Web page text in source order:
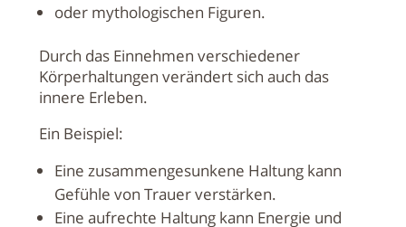
oder mythologischen Figuren.
Durch das Einnehmen verschiedener
Körperhaltungen verändert sich auch das
innere Erleben.
Ein Beispiel:
Eine zusammengesunkene Haltung kann
Gefühle von Trauer verstärken.
Eine aufrechte Haltung kann Energie und